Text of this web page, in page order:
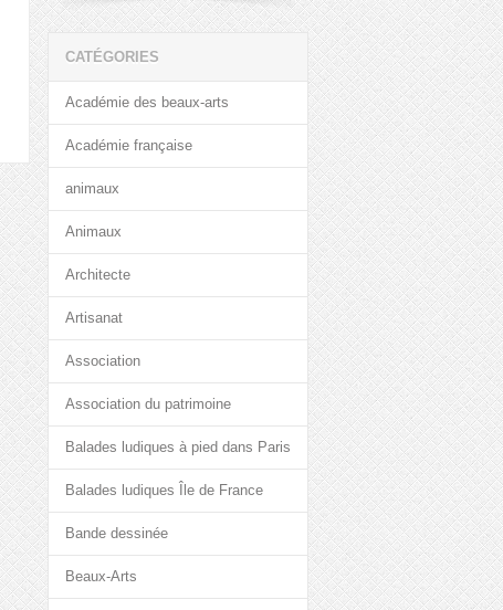
CATÉGORIES
Académie des beaux-arts
Académie française
animaux
Animaux
Architecte
Artisanat
Association
Association du patrimoine
Balades ludiques à pied dans Paris
Balades ludiques Île de France
Bande dessinée
Beaux-Arts